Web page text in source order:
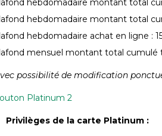
hebdomadaire montant total
hebdomadaire montant total
hebdomadaire achat en ligne :
mensuel montant total
possibilité de modification
Privilèges de la carte Platinum :